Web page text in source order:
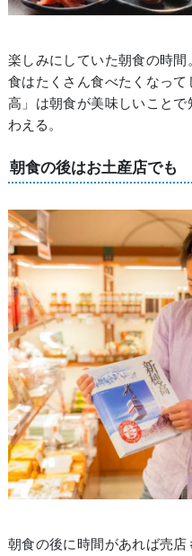
楽しみにしていた朝食の時
食はたくさん食べたくなっ
高」は朝食が美味しいこと
わえる。
朝食の後はお土産店でも
朝食の後に時間があれば売